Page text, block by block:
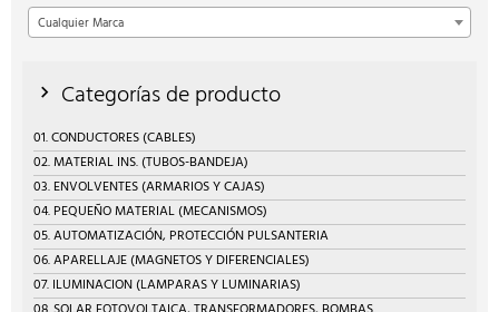
Cualquier Marca
Categorías de producto
01. CONDUCTORES (CABLES)
02. MATERIAL INS. (TUBOS-BANDEJA)
03. ENVOLVENTES (ARMARIOS Y CAJAS)
04. PEQUEÑO MATERIAL (MECANISMOS)
05. AUTOMATIZACIÓN, PROTECCIÓN PULSANTERIA
06. APARELLAJE (MAGNETOS Y DIFERENCIALES)
07. ILUMINACION (LAMPARAS Y LUMINARIAS)